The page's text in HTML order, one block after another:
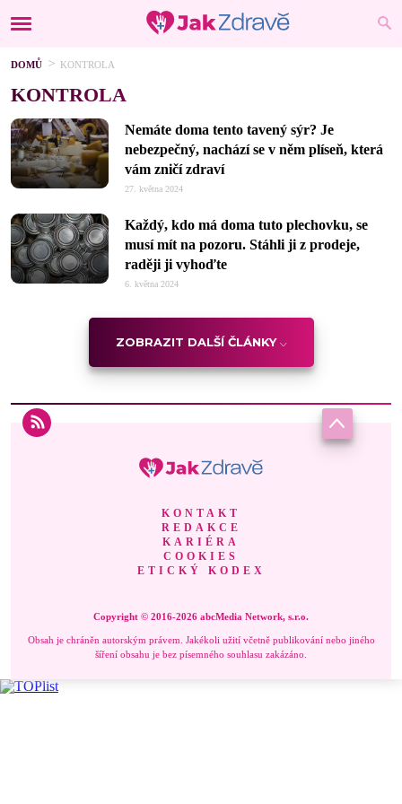
DOMŮ KONTROLA
KONTROLA
Nemáte doma tento tavený sýr? Je
nebezpečný, nachází se v něm plíseň, která
vám zničí zdraví
27. května 2024
Každý, kdo má doma tuto plechovku, se
musí mít na pozoru. Stáhli ji z prodeje,
raději ji vyhoďte
6. května 2024
ZOBRAZIT DALŠÍ ČLÁNKY
KONTAKT
REDAKCE
KARIÉRA
COOKIES
ETICKÝ KODEX
Copyright © 2016-2026 abcMedia Network, s.r.o.
Obsah je chráněn autorským právem. Jakékoli užití včetně publikování nebo jiného
šíření obsahu je bez písemného souhlasu zakázáno.